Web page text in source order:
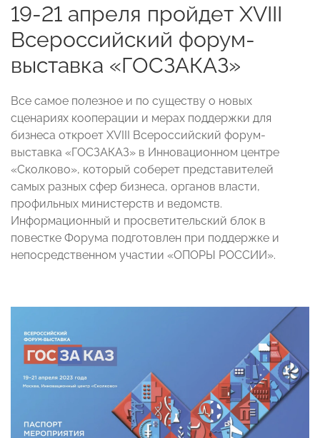
19-21 апреля пройдет XVIII
Всероссийский форум-
выставка «ГОСЗАКАЗ»
Все самое полезное и по существу о новых
сценариях кооперации и мерах поддержки для
бизнеса откроет XVIII Всероссийский форум-
выставка «ГОСЗАКАЗ» в Инновационном центре
«Сколково», который соберет представителей
самых разных сфер бизнеса, органов власти,
профильных министерств и ведомств.
Информационный и просветительский блок в
повестке Форума подготовлен при поддержке и
непосредственном участии «ОПОРЫ РОССИИ».